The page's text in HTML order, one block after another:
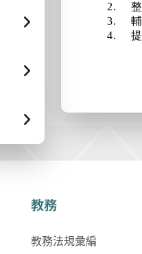
2.
3.
4.
教務
教務法規彙編